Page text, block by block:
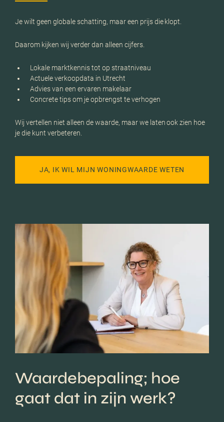
Je wilt geen globale schatting, maar een prijs die klopt.
Daarom kijken wij verder dan alleen cijfers.
Lokale marktkennis tot op straatniveau
Actuele verkoopdata in Utrecht
Advies van een ervaren makelaar
Concrete tips om je opbrengst te verhogen
Wij vertellen niet alleen de waarde, maar we laten ook zien hoe
je die kunt verbeteren.
JA, IK WIL MIJN WONINGWAARDE WETEN
Waardebepaling; hoe
gaat dat in zijn werk?